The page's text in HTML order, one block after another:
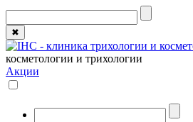
✖
косметологии и трихологии
Акции